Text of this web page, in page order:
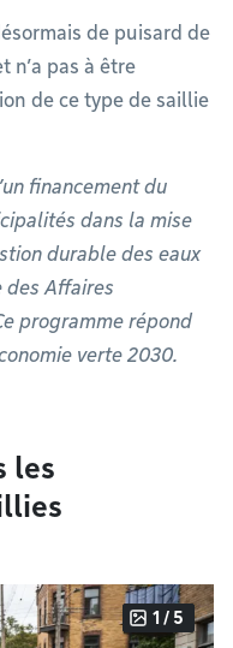
de puisard de
pas à être
de ce type de saillie
financement du
dans la mise
durable des eaux
des Affaires
programme répond
verte 2030.
les
1 / 5